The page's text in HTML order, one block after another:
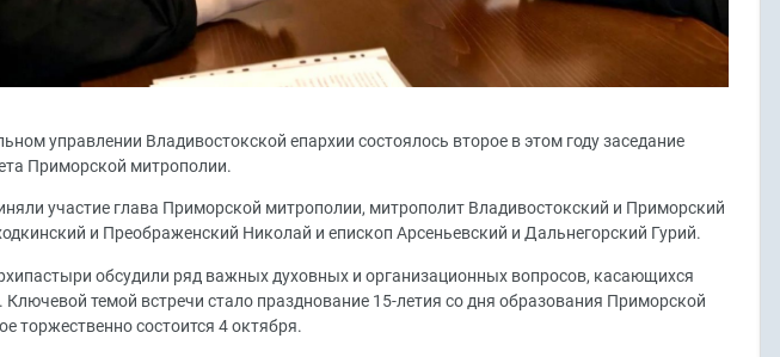
управлении Владивостокской епархии состоялось второе в этом году заседание
Приморской митрополии.
участие глава Приморской митрополии, митрополит Владивостокский и Приморский
и Преображенский Николай и епископ Арсеньевский и Дальнегорский Гурий.
обсудили ряд важных духовных и организационных вопросов, касающихся
темой встречи стало празднование 15-летия со дня образования Приморской
торжественно состоится 4 октября.